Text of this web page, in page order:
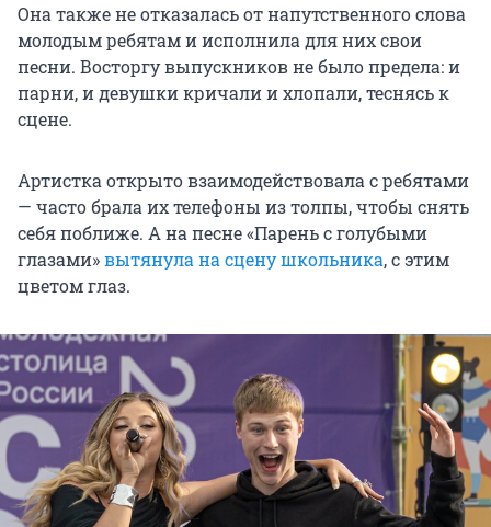
Она также не отказалась от напутственного слова
молодым ребятам и исполнила для них свои
песни. Восторгу выпускников не было предела: и
парни, и девушки кричали и хлопали, теснясь к
сцене.
Артистка открыто взаимодействовала с ребятами
— часто брала их телефоны из толпы, чтобы снять
себя поближе. А на песне «Парень с голубыми
глазами»вытянула на сцену школьника, с этим
цветом глаз.